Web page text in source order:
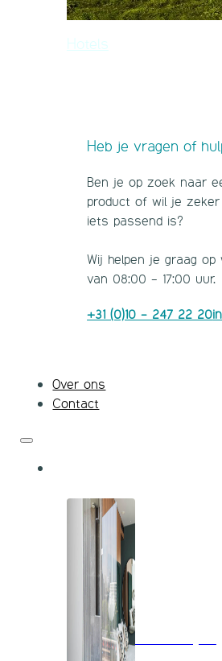
Hotels
Heb je vragen of
Ben je op zoek naar
product of wil je
iets passend is?
Wij helpen je graag op
van 08:00 - 17:00 uur.
+31 (0)10 - 247 22 20
Over ons
Contact